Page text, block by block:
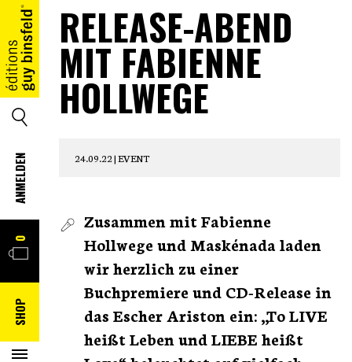
HOME
SUCHE
ANMELDEN
WARENKORB
0
SHOP
RELEASE-ABEND
MIT FABIENNE
HOLLWEGE
24.09.22 |EVENT
Zusammen mit Fabienne
Hollwege und Maskénada laden
wir herzlich zu einer
Buchpremiere und CD-Release in
das Escher Ariston ein: „To LIVE
heißt Leben und LIEBE heißt